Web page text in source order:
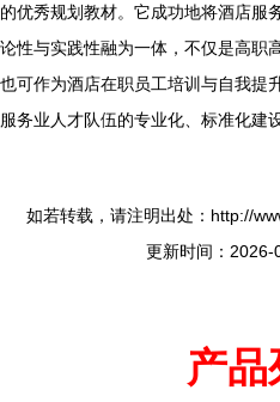
的优秀规划教材。它成功地将酒店服
论性与实践性融为一体，不仅是高职
也可作为酒店在职员工培训与自我提
服务业人才队伍的专业化、标准化建
如若转载，请注明出处：http://
更新时间：2026-
产品